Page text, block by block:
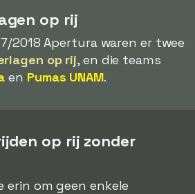
op rij
2018 Apertura waren er twee
op rij, en die teams
en Pumas UNAM.
op rij zonder
erin om geen enkele